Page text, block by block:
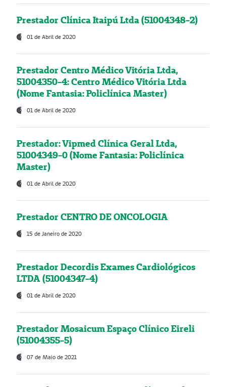
Prestador Clínica Itaipú Ltda (51004348-2)
01 de Abril de 2020
Prestador Centro Médico Vitória Ltda,
51004350-4: Centro Médico Vitória Ltda
(Nome Fantasia: Policlínica Master)
01 de Abril de 2020
Prestador: Vipmed Clínica Geral Ltda,
51004349-0 (Nome Fantasia: Policlínica
Master)
01 de Abril de 2020
Prestador CENTRO DE ONCOLOGIA
15 de Janeiro de 2020
Prestador Decordis Exames Cardiológicos
LTDA (51004347-4)
01 de Abril de 2020
Prestador Mosaicum Espaço Clínico Eireli
(51004355-5)
07 de Maio de 2021